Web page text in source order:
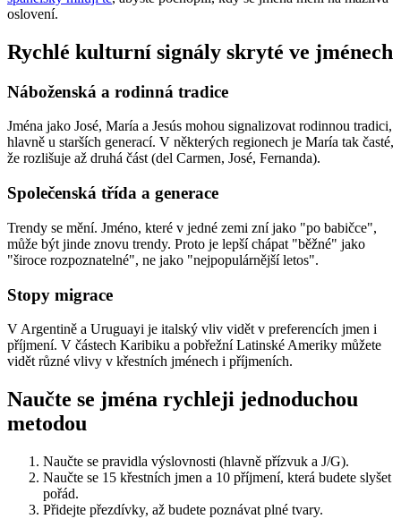
oslovení.
Rychlé kulturní signály skryté ve jménech
Náboženská a rodinná tradice
Jména jako José, María a Jesús mohou signalizovat rodinnou tradici,
hlavně u starších generací. V některých regionech je María tak časté,
že rozlišuje až druhá část (del Carmen, José, Fernanda).
Společenská třída a generace
Trendy se mění. Jméno, které v jedné zemi zní jako "po babičce",
může být jinde znovu trendy. Proto je lepší chápat "běžné" jako
"široce rozpoznatelné", ne jako "nejpopulárnější letos".
Stopy migrace
V Argentině a Uruguayi je italský vliv vidět v preferencích jmen i
příjmení. V částech Karibiku a pobřežní Latinské Ameriky můžete
vidět různé vlivy v křestních jménech i příjmeních.
Naučte se jména rychleji jednoduchou
metodou
Naučte se pravidla výslovnosti (hlavně přízvuk a J/G).
Naučte se 15 křestních jmen a 10 příjmení, která budete slyšet
pořád.
Přidejte přezdívky, až budete poznávat plné tvary.